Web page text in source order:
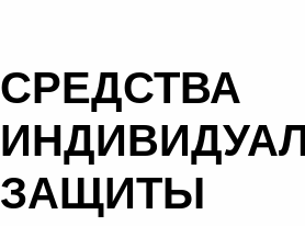
СРЕДСТВА
ЗАЩИТЫ